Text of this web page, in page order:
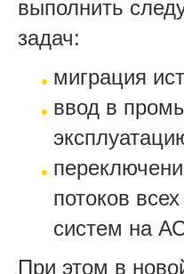
выполнить
задач:
миграция
ввод в
потоков
систем на
При этом в